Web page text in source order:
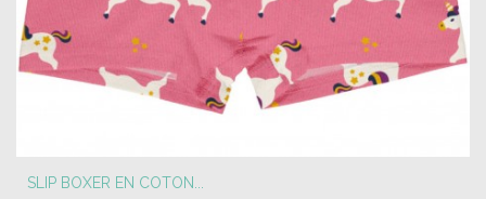
SLIP BOXER EN COTON...